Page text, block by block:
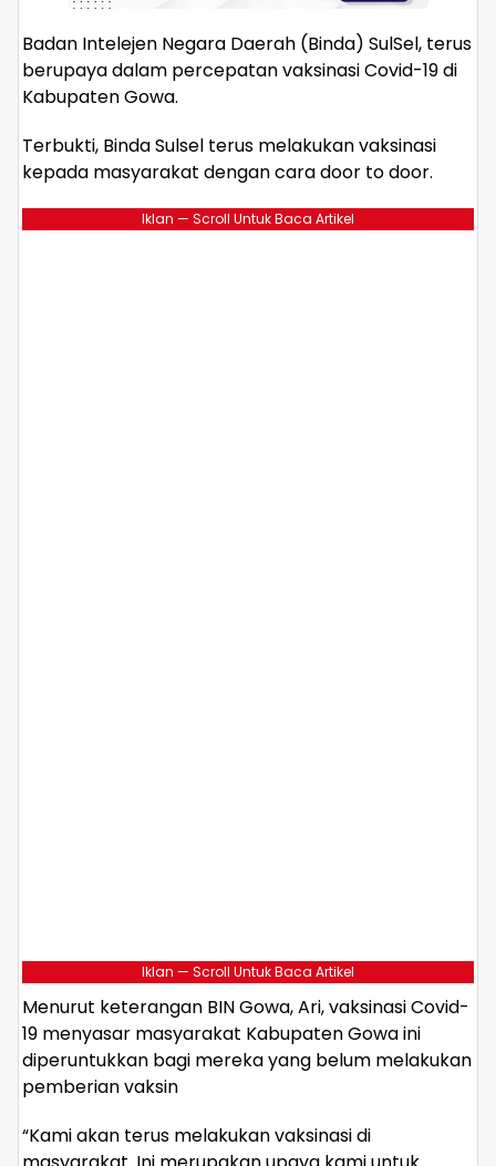
Badan Intelejen Negara Daerah (Binda) SulSel, terus
berupaya dalam percepatan vaksinasi Covid-19 di
Kabupaten Gowa.
Terbukti, Binda Sulsel terus melakukan vaksinasi
kepada masyarakat dengan cara door to door.
Iklan — Scroll Untuk Baca Artikel
Iklan — Scroll Untuk Baca Artikel
Menurut keterangan BIN Gowa, Ari, vaksinasi Covid-
19 menyasar masyarakat Kabupaten Gowa ini
diperuntukkan bagi mereka yang belum melakukan
pemberian vaksin
“Kami akan terus melakukan vaksinasi di